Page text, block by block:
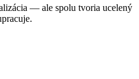
— ale spolu tvoria ucelený